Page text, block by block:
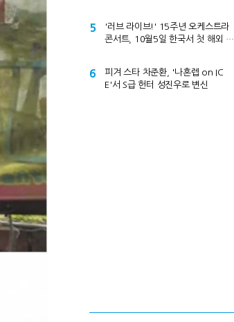
5
'러브 라이브!' 15주년 오케스트라
콘서트, 10월5일 한국서 첫 해외 공
6
피겨 스타 차준환, '나혼렙 on IC
E'서 S급 헌터 성진우로 변신